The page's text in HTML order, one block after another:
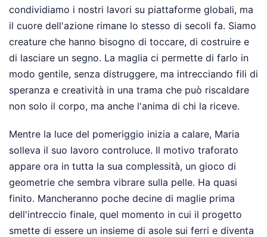
condividiamo i nostri lavori su piattaforme globali, ma
il cuore dell'azione rimane lo stesso di secoli fa. Siamo
creature che hanno bisogno di toccare, di costruire e
di lasciare un segno. La maglia ci permette di farlo in
modo gentile, senza distruggere, ma intrecciando fili di
speranza e creatività in una trama che può riscaldare
non solo il corpo, ma anche l'anima di chi la riceve.
Mentre la luce del pomeriggio inizia a calare, Maria
solleva il suo lavoro controluce. Il motivo traforato
appare ora in tutta la sua complessità, un gioco di
geometrie che sembra vibrare sulla pelle. Ha quasi
finito. Mancheranno poche decine di maglie prima
dell'intreccio finale, quel momento in cui il progetto
smette di essere un insieme di asole sui ferri e diventa